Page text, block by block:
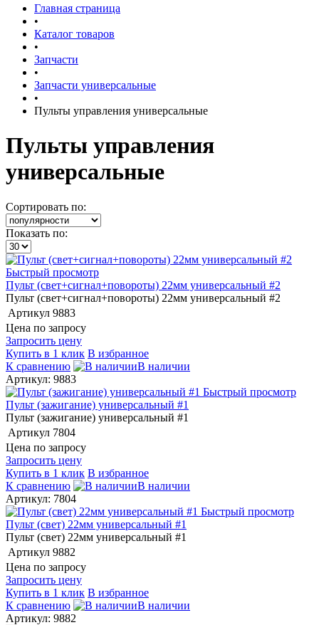
Главная страница
•
Каталог товаров
•
Запчасти
•
Запчасти универсальные
•
Пульты управления универсальные
Пульты управления
универсальные
Сортировать по:
Показать по:
Быстрый просмотр
Пульт (свет+сигнал+повороты) 22мм универсальный #2
Пульт (свет+сигнал+повороты) 22мм универсальный #2
Артикул 9883
Цена по запросу
Запросить цену
Купить в 1 клик В избранное
К сравнению
В наличии
Артикул: 9883
Быстрый просмотр
Пульт (зажигание) универсальный #1
Пульт (зажигание) универсальный #1
Артикул 7804
Цена по запросу
Запросить цену
Купить в 1 клик В избранное
К сравнению
В наличии
Артикул: 7804
Быстрый просмотр
Пульт (свет) 22мм универсальный #1
Пульт (свет) 22мм универсальный #1
Артикул 9882
Цена по запросу
Запросить цену
Купить в 1 клик В избранное
К сравнению
В наличии
Артикул: 9882